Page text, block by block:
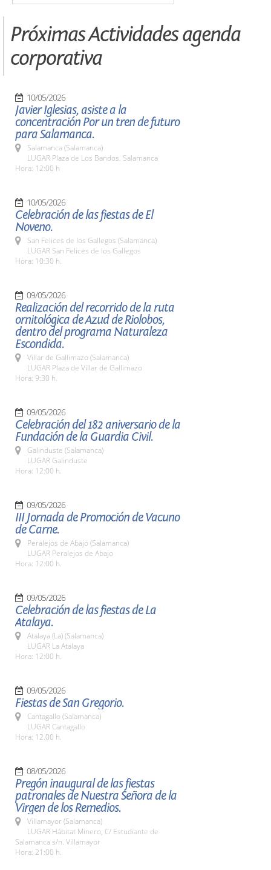
Próximas Actividades agenda
corporativa
10/05/2026
Javier Iglesias, asiste a la
concentración Por un tren de futuro
para Salamanca.
Salamanca (Salamanca)
LUGAR Plaza de Los Bandos. Salamanca
Hora: 12:00 h
10/05/2026
Celebración de las fiestas de El
Noveno.
San Felices de los Gallegos (Salamanca)
LUGAR San Felices de los Gallegos
Hora: 10:30 h.
09/05/2026
Realización del recorrido de la ruta
ornitológica de Azud de Riolobos,
dentro del programa Naturaleza
Escondida.
Villar de Gallimazo (Salamanca)
LUGAR Plaza de Villar de Gallimazo
Hora: 9:30 h.
09/05/2026
Celebración del 182 aniversario de la
Fundación de la Guardia Civil.
Galinduste (Salamanca)
LUGAR Galinduste
Hora: 12:00 h.
09/05/2026
III Jornada de Promoción de Vacuno
de Carne.
Peralejos de Abajo (Salamanca)
LUGAR Peralejos de Abajo
Hora: 12:00 h.
09/05/2026
Celebración de las fiestas de La
Atalaya.
Atalaya (La) (Salamanca)
LUGAR La Atalaya
Hora: 12:00 h.
09/05/2026
Fiestas de San Gregorio.
Cantagallo (Salamanca)
LUGAR Cantagallo
Hora: 12.00 h.
08/05/2026
Pregón inaugural de las fiestas
patronales de Nuestra Señora de la
Virgen de los Remedios.
Villamayor (Salamanca)
LUGAR Hábitat Minero, C/ Estudiante de
Salamanca s/n. Villamayor
Hora: 21:00 h.